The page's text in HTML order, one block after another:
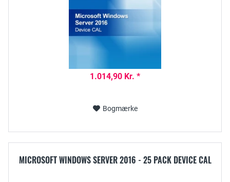
1.014,90 Kr. *
Bogmærke
MICROSOFT WINDOWS SERVER 2016 - 25 PACK DEVICE CAL